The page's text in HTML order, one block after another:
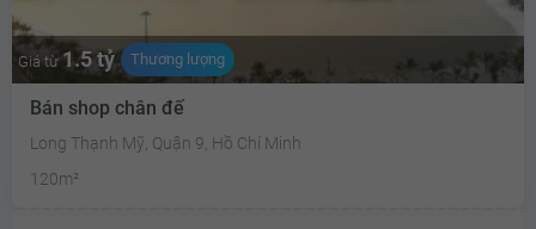
Giá từ 1.5 tỷ Thương lượng
Bán shop chân đế
Long Thạnh Mỹ, Quận 9, Hồ Chí Minh
120m²